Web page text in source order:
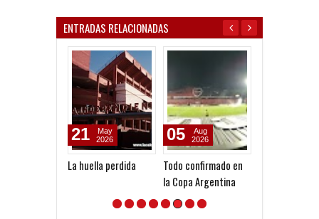
ENTRADAS RELACIONADAS
La huella perdida
21
May
2026
Todo confirmado en
la Copa Argentina
05
Aug
2026